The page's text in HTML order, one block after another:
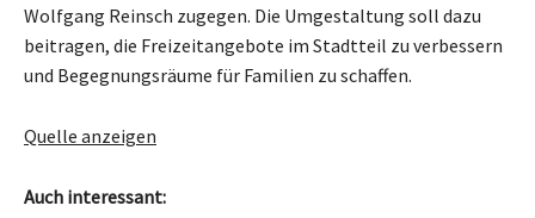
Wolfgang Reinsch zugegen. Die Umgestaltung soll dazu
beitragen, die Freizeitangebote im Stadtteil zu verbessern
und Begegnungsräume für Familien zu schaffen.
Quelle anzeigen
Auch interessant: